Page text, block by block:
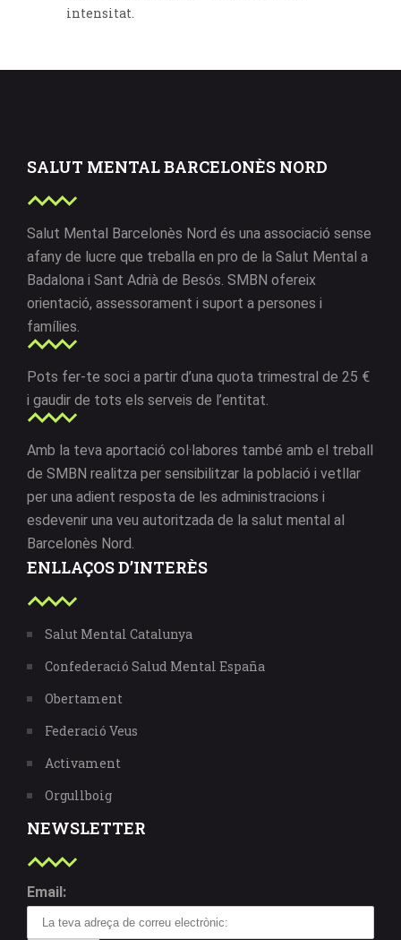
intensitat.
SALUT MENTAL BARCELONÈS NORD
Salut Mental Barcelonès Nord és una associació sense
afany de lucre que treballa en pro de la Salut Mental a
Badalona i Sant Adrià de Besós. SMBN ofereix
orientació, assessorament i suport a persones i
famílies.
Pots fer-te soci a partir d’una quota trimestral de 25 €
i gaudir de tots els serveis de l’entitat.
Amb la teva aportació col·labores també amb el treball
de SMBN realitza per sensibilitzar la població i vetllar
per una adient resposta de les administracions i
esdevenir una veu autoritzada de la salut mental al
Barcelonès Nord.
ENLLAÇOS D’INTERÈS
Salut Mental Catalunya
Confederació Salud Mental España
Obertament
Federació Veus
Activament
Orgullboig
NEWSLETTER
Email: